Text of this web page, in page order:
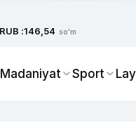
RUB :146,54 so'm
Madaniyat Sport